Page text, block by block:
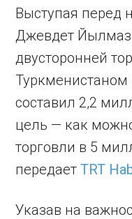
Выступая перед
Джевдет Йылмаз
двусторонней
составил 2,2
цель — как
торговли в 5
передаетTRT
Указав на